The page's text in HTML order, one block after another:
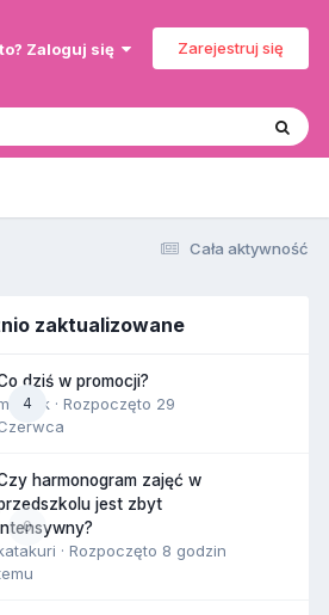
Zaloguj się Zarejestruj się
Cała aktywność
zaktualizowane
4
dziś w promocji?
· Rozpoczęto 29
0
harmonogram zajęć w
jest zbyt
· Rozpoczęto 8 godzin